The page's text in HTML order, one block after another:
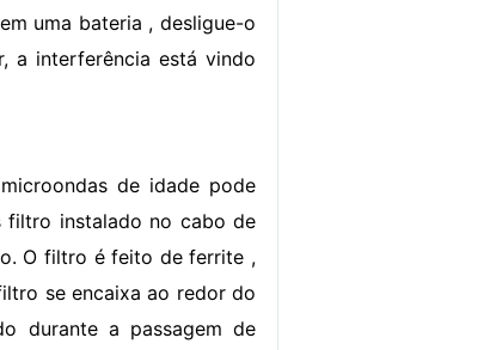
uma bateria , desligue-o
a interferência está vindo
de idade pode
filtro instalado no cabo de
O filtro é feito de ferrite ,
se encaixa ao redor do
durante a passagem de